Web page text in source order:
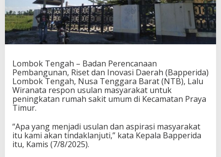
n
i
n
g
k
t
a
n
L
a
y
a
n
K
Lombok Tengah – Badan Perencanaan
Pembangunan, Riset dan Inovasi Daerah (Bapperida)
Lombok Tengah, Nusa Tenggara Barat (NTB), Lalu
Wiranata respon usulan masyarakat untuk
peningkatan rumah sakit umum di Kecamatan Praya
Timur.
“Apa yang menjadi usulan dan aspirasi masyarakat
itu kami akan tindaklanjuti,” kata Kepala Bapperida
itu, Kamis (7/8/2025).